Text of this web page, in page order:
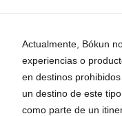
Actualmente, Bókun
experiencias o
en destinos
un destino de este
como parte de un